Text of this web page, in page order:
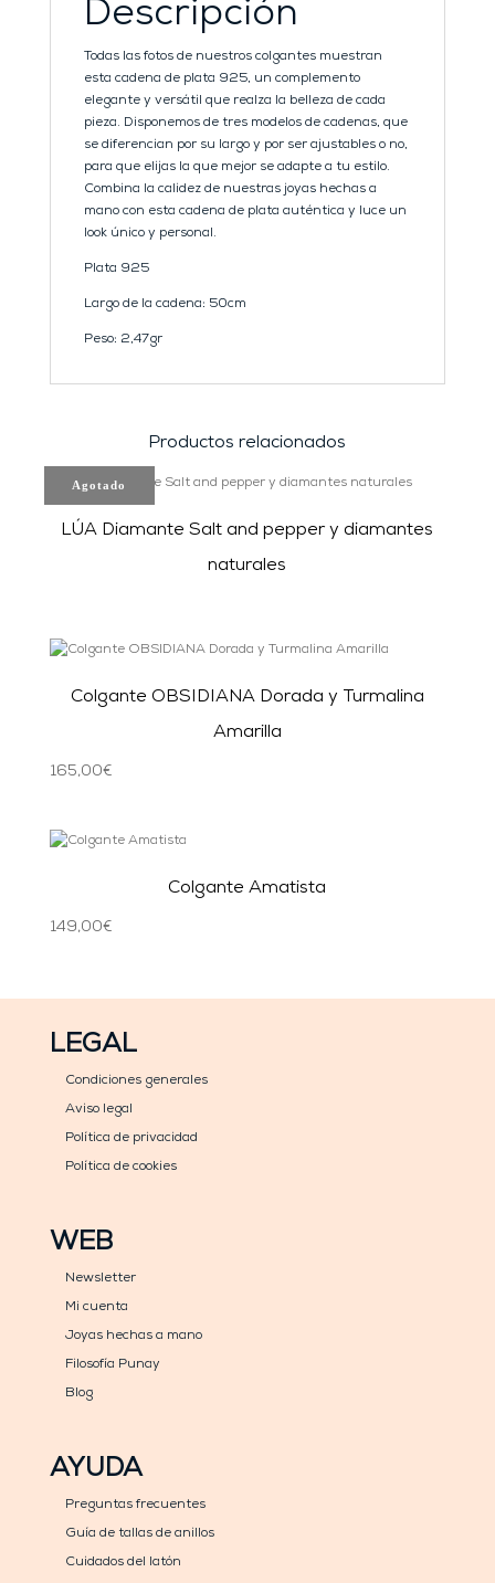
Descripción
Todas las fotos de nuestros colgantes muestran
esta cadena de plata 925, un complemento
elegante y versátil que realza la belleza de cada
pieza. Disponemos de tres modelos de cadenas, que
se diferencian por su largo y por ser ajustables o no,
para que elijas la que mejor se adapte a tu estilo.
Combina la calidez de nuestras joyas hechas a
mano con esta cadena de plata auténtica y luce un
look único y personal.
Plata 925
Largo de la cadena: 50cm
Peso: 2,47gr
Productos relacionados
Agotado
LÚA Diamante Salt and pepper y diamantes
naturales
Colgante OBSIDIANA Dorada y Turmalina
Amarilla
165,00€
Colgante Amatista
149,00€
LEGAL
Condiciones generales
Aviso legal
Política de privacidad
Política de cookies
WEB
Newsletter
Mi cuenta
Joyas hechas a mano
Filosofía Punay
Blog
AYUDA
Preguntas frecuentes
Guía de tallas de anillos
Cuidados del latón